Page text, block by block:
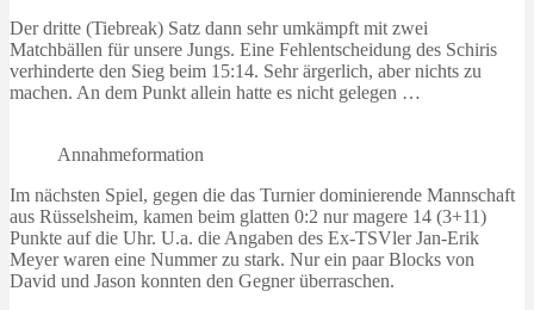
Der dritte (Tiebreak) Satz dann sehr umkämpft mit zwei
Matchbällen für unsere Jungs. Eine Fehlentscheidung des Schiris
verhinderte den Sieg beim 15:14. Sehr ärgerlich, aber nichts zu
machen. An dem Punkt allein hatte es nicht gelegen …
Annahmeformation
Im nächsten Spiel, gegen die das Turnier dominierende Mannschaft
aus Rüsselsheim, kamen beim glatten 0:2 nur magere 14 (3+11)
Punkte auf die Uhr. U.a. die Angaben des Ex-TSVler Jan-Erik
Meyer waren eine Nummer zu stark. Nur ein paar Blocks von
David und Jason konnten den Gegner überraschen.